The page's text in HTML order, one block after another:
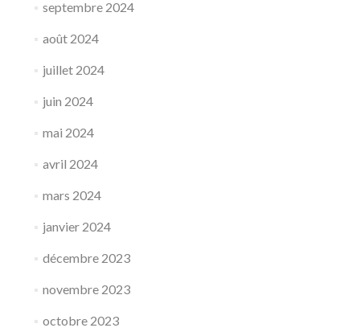
septembre 2024
août 2024
juillet 2024
juin 2024
mai 2024
avril 2024
mars 2024
janvier 2024
décembre 2023
novembre 2023
octobre 2023